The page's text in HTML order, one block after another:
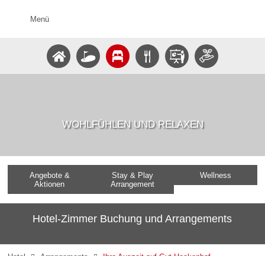
Menü
WOHLFÜHLEN UND RELAXEN
Angebote &
Aktionen
Stay & Play
Arrangement
Wellness
Hotel-Zimmer Buchung und Arrangements